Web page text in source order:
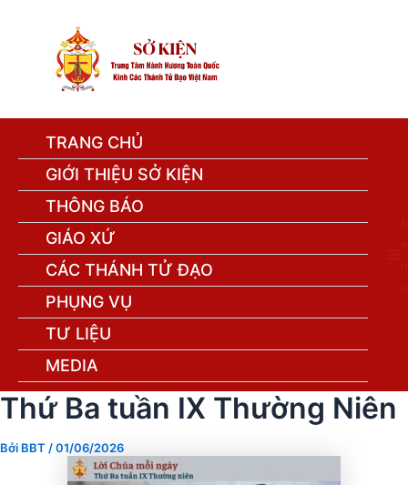
TRANG CHỦ
GIỚI THIỆU SỞ KIỆN
THÔNG BÁO
GIÁO XỨ
CÁC THÁNH TỬ ĐẠO
PHỤNG VỤ
TƯ LIỆU
MEDIA
Thứ Ba tuần IX Thường Niên
Bởi BBT /01/06/2026